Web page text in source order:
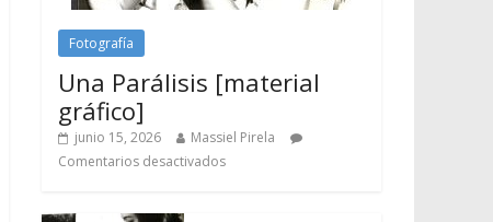
Fotografía
Una Parálisis [material
gráfico]
junio 15, 2026
Massiel Pirela
Comentarios desactivados